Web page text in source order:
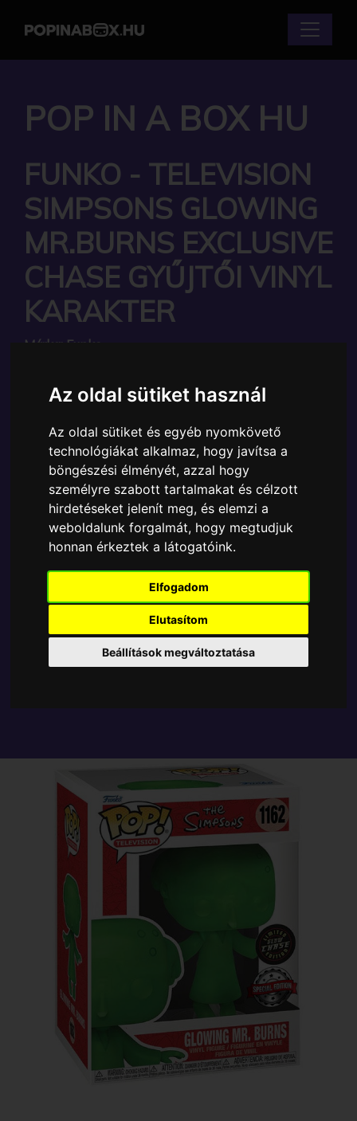
Az oldal sütiket használ
Az oldal sütiket és egyéb nyomkövető
technológiákat alkalmaz, hogy javítsa a
böngészési élményét, azzal hogy
személyre szabott tartalmakat és célzott
hirdetéseket jelenít meg, és elemzi a
weboldalunk forgalmát, hogy megtudjuk
honnan érkeztek a látogatóink.
Elfogadom
Elutasítom
Beállítások megváltoztatása
POP IN A BOX HU
FUNKO - TELEVISION
SIMPSONS GLOWING
MR.BURNS EXCLUSIVE
CHASE GYŰJTŐI VINYL
KARAKTER
Márka: Funko
Ára:14890 Ft
A Funko POP - Animation egyik népszerű terméke a
Funko - Television Simpsons Glowing Mr.Burns
Exclusive Chase gyűjtői vinyl karakter, amely
ablakos csomagolásban azaz - POP In a Box - várja
új gazdáját.
TOVÁBB A VÁSÁRLÁSRA
Tetszik? Osszd meg másokkal!